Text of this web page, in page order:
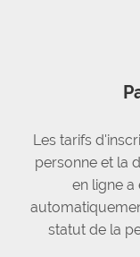
Les tarifs
personne et la
en ligne a
statut de la